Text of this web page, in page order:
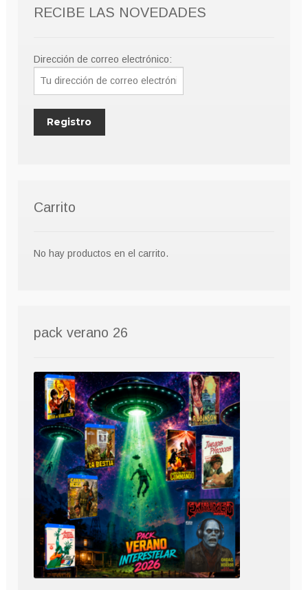
RECIBE LAS NOVEDADES
Dirección de correo electrónico:
Carrito
No hay productos en el carrito.
pack verano 26